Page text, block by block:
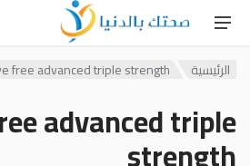
الرئيسية free advanced triple strength
advanced triple